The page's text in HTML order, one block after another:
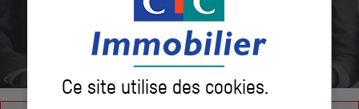
Ce site utilise des cookies.